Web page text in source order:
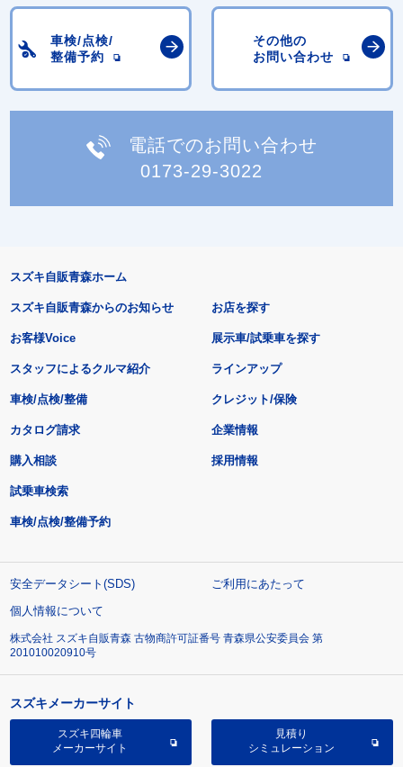
車検/点検/
整備予約
その他の
お問い合わせ
電話でのお問い合わせ
0173-29-3022
スズキ自販青森ホーム
スズキ自販青森からのお知らせ
お客様Voice
スタッフによるクルマ紹介
お店を探す
展示車/試乗車を探す
ラインアップ
車検/点検/整備 クレジット/保険
カタログ請求
購入相談
試乗車検索
車検/点検/整備予約
企業情報
採用情報
安全データシート(SDS)
ご利用にあたって
個人情報について
株式会社 スズキ自販青森 古物商許可証番号 青森県公安委員会 第
201010020910号
スズキメーカーサイト
スズキ四輪車
メーカーサイト
見積り
シミュレーション